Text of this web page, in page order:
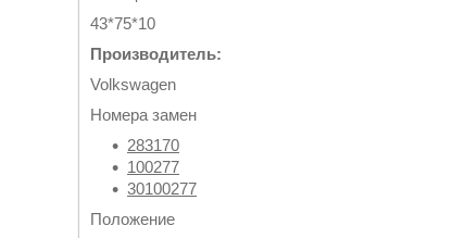
43*75*10
Производитель:
Volkswagen
Номера замен
283170
100277
30100277
Положение